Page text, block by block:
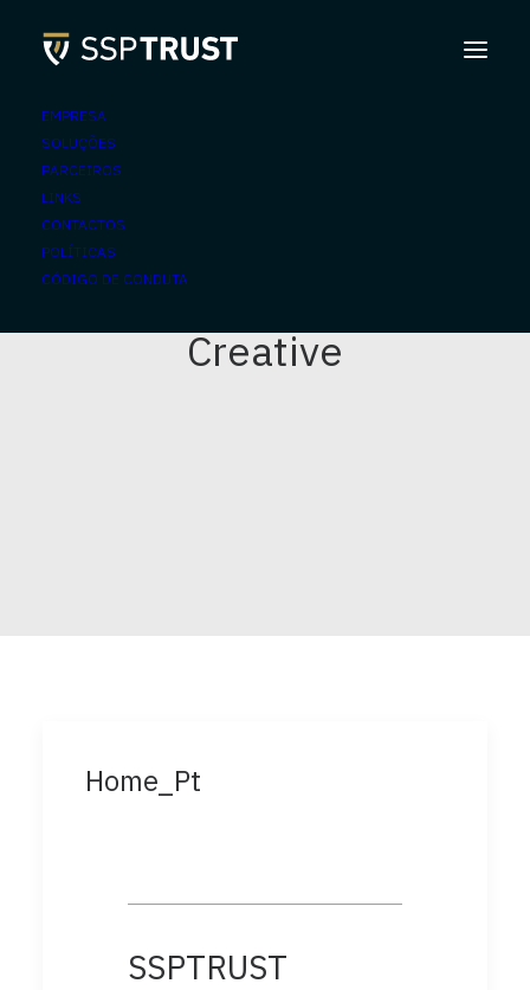
EMPRESA
SOLUÇÕES
PARCEIROS
LINKS
CONTACTOS
POLÍTICAS
CÓDIGO DE CONDUTA
Creative
Home_Pt
SSPTRUST